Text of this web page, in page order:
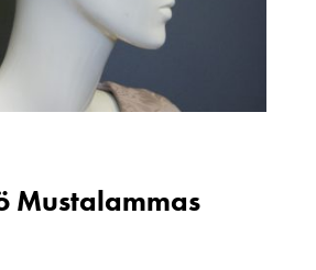
Mustalammas